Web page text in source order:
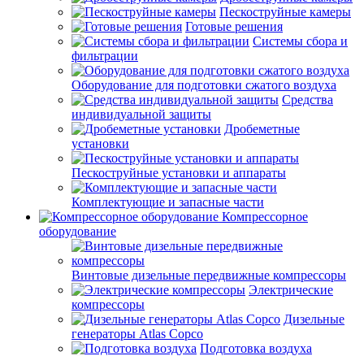
Пескоструйные камеры
Готовые решения
Системы сбора и
фильтрации
Оборудование для подготовки сжатого воздуха
Средства
индивидуальной защиты
Дробеметные
установки
Пескоструйные установки и аппараты
Комплектующие и запасные части
Компрессорное
оборудование
Винтовые дизельные передвижные компрессоры
Электрические
компрессоры
Дизельные
генераторы Atlas Copco
Подготовка воздуха